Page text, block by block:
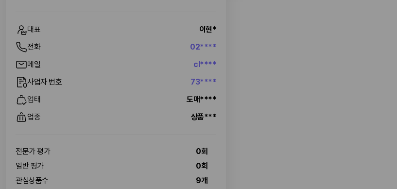
대표
이현*
전화
02****
메일
cl****
사업자 번호
73****
업태
도매****
업종
상품***
전문가 평가
0회
일반 평가
0회
관심상품수
9개